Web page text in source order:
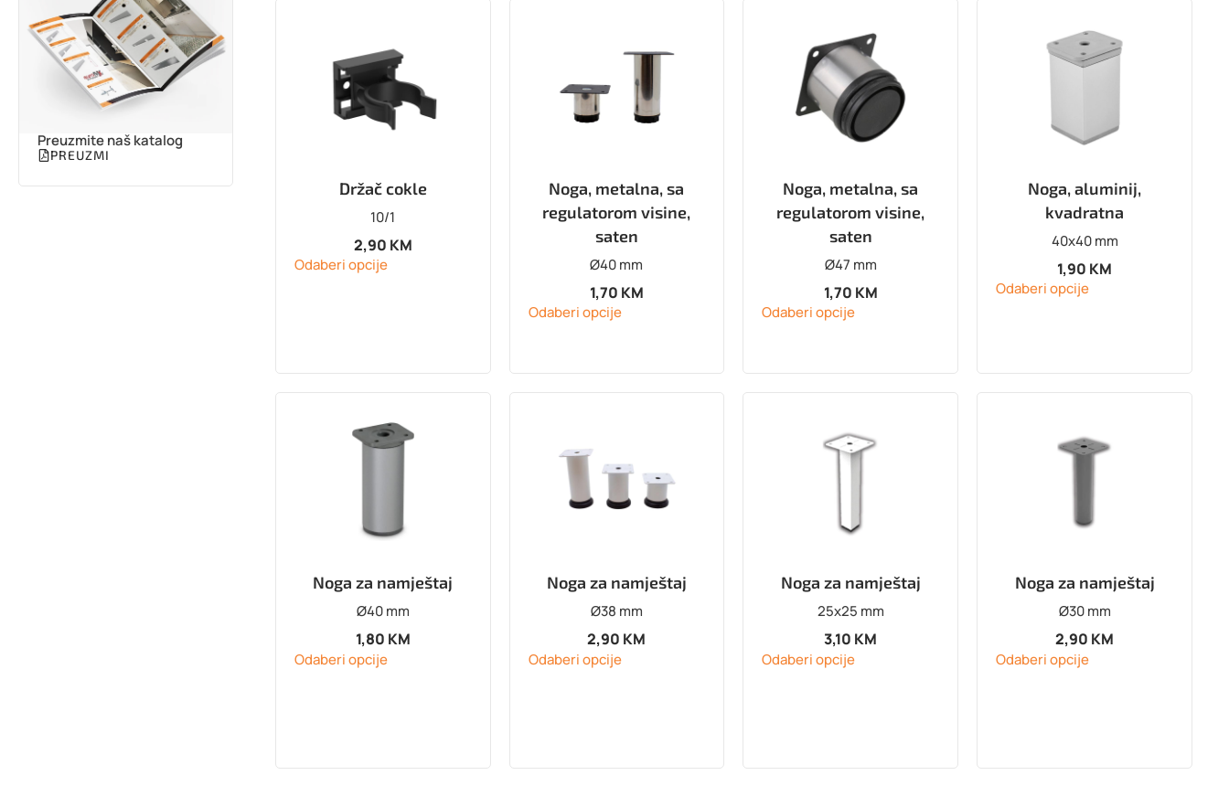
Preuzmite naš katalog
PREUZMI
Držač cokle
10/1
2,90 KM
Odaberi opcije
Noga, metalna, sa
regulatorom visine,
saten
Ø40 mm
1,70 KM
Odaberi opcije
Noga, metalna, sa
regulatorom visine,
saten
Ø47 mm
1,70 KM
Odaberi opcije
Noga, aluminij,
kvadratna
40x40 mm
1,90 KM
Odaberi opcije
Noga za namještaj
Ø40 mm
1,80 KM
Odaberi opcije
Noga za namještaj
Ø38 mm
2,90 KM
Odaberi opcije
Noga za namještaj
25x25 mm
3,10 KM
Odaberi opcije
Noga za namještaj
Ø30 mm
2,90 KM
Odaberi opcije